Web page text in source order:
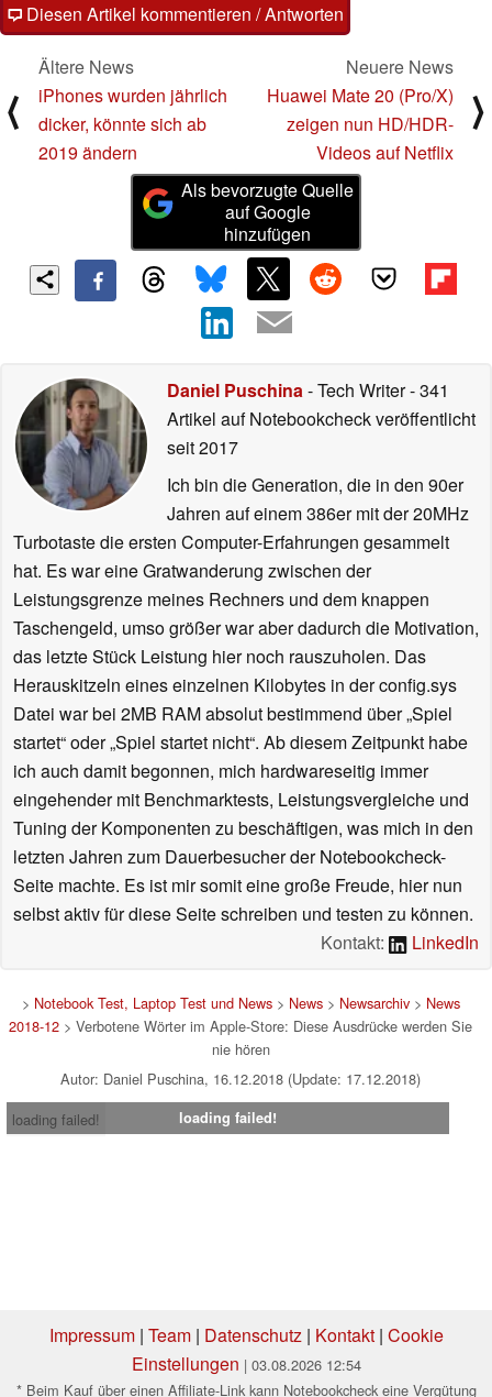
Diesen Artikel kommentieren / Antworten
⟨
Ältere News
iPhones wurden jährlich
dicker, könnte sich ab
2019 ändern
Neuere News
Huawei Mate 20 (Pro/X)
zeigen nun HD/HDR-
Videos auf Netflix
⟩
Als bevorzugte Quelle
auf Google
hinzufügen
Daniel Puschina- Tech Writer- 341
Artikel auf Notebookcheck veröffentlicht
seit 2017
Ich bin die Generation, die in den 90er
Jahren auf einem 386er mit der 20MHz
Turbotaste die ersten Computer-Erfahrungen gesammelt
hat. Es war eine Gratwanderung zwischen der
Leistungsgrenze meines Rechners und dem knappen
Taschengeld, umso größer war aber dadurch die Motivation,
das letzte Stück Leistung hier noch rauszuholen. Das
Herauskitzeln eines einzelnen Kilobytes in der config.sys
Datei war bei 2MB RAM absolut bestimmend über „Spiel
startet“ oder „Spiel startet nicht“. Ab diesem Zeitpunkt habe
ich auch damit begonnen, mich hardwareseitig immer
eingehender mit Benchmarktests, Leistungsvergleiche und
Tuning der Komponenten zu beschäftigen, was mich in den
letzten Jahren zum Dauerbesucher der Notebookcheck-
Seite machte. Es ist mir somit eine große Freude, hier nun
selbst aktiv für diese Seite schreiben und testen zu können.
Kontakt:
LinkedIn
> Notebook Test, Laptop Test und News> News> Newsarchiv> News
2018-12 > Verbotene Wörter im Apple-Store: Diese Ausdrücke werden Sie
nie hören
Autor: Daniel Puschina, 16.12.2018 (Update: 17.12.2018)
loading failed!
loading failed!
Impressum| Team| Datenschutz| Kontakt| Cookie
Einstellungen | 03.08.2026 12:54
* Beim Kauf über einen Affiliate-Link kann Notebookcheck eine Vergütung